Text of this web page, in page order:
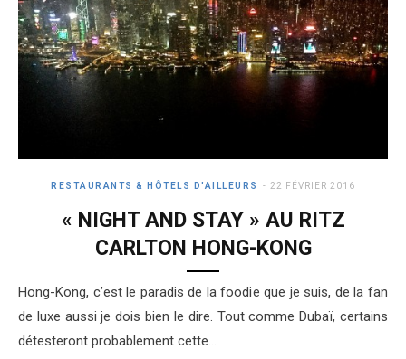
RESTAURANTS & HÔTELS D'AILLEURS 22 FÉVRIER 2016
« NIGHT AND STAY » AU RITZ
CARLTON HONG-KONG
Hong-Kong, c’est le paradis de la foodie que je suis, de la fan
de luxe aussi je dois bien le dire. Tout comme Dubaï, certains
détesteront probablement cette…